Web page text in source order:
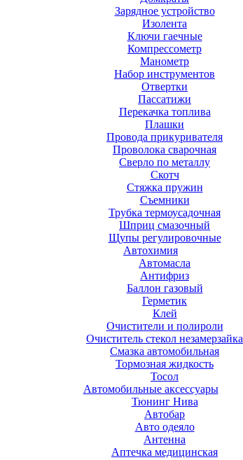
Зарядное устройство
Изолента
Ключи гаечные
Компрессометр
Манометр
Набор инструментов
Отвертки
Пассатижи
Перекачка топлива
Плашки
Провода прикуривателя
Проволока сварочная
Сверло по металлу
Скотч
Стяжка пружин
Съемники
Трубка термоусадочная
Шприц смазочный
Щупы регулировочные
Автохимия
Автомасла
Антифриз
Баллон газовый
Герметик
Клей
Очистители и полироли
Очиститель стекол незамерзайка
Смазка автомобильная
Тормозная жидкость
Тосол
Автомобильные аксессуары
Тюнинг Нива
Автобар
Авто одеяло
Антенна
Аптечка медицинская